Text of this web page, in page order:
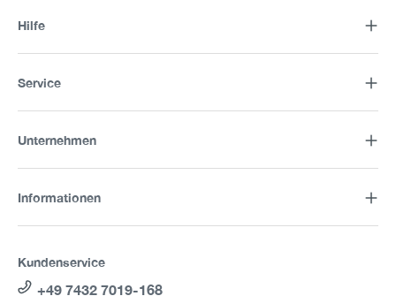
Hilfe
Service
Unternehmen
Informationen
Kundenservice
+49 7432 7019-168